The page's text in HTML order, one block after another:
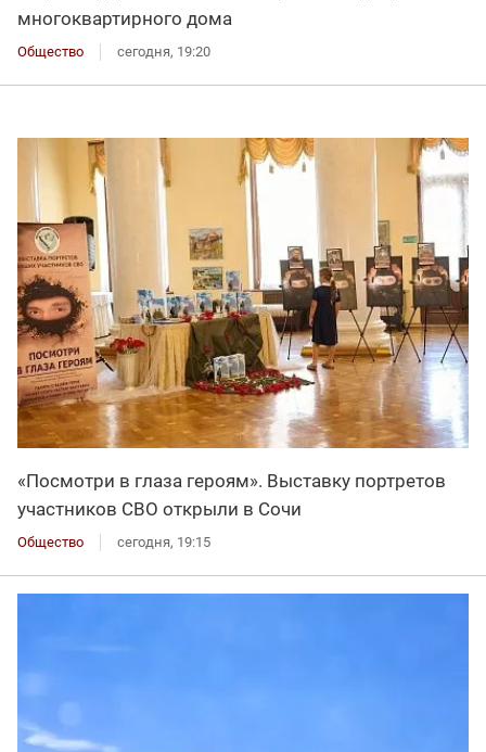
многоквартирного дома
Общество сегодня, 19:20
«Посмотри в глаза героям». Выставку портретов
участников СВО открыли в Сочи
Общество сегодня, 19:15